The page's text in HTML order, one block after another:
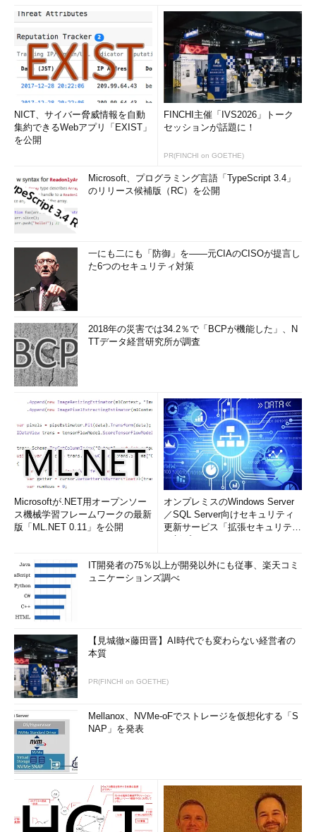
NICT、サイバー脅威情報を自動
集約できるWebアプリ「EXIST」
を公開
FINCHI主催「IVS2026」トーク
セッションが話題に！
PR(FINCHI on GOETHE)
Microsoft、プログラミング言語「TypeScript 3.4」
のリリース候補版（RC）を公開
一にも二にも「防御」を――元CIAのCISOが提言し
た6つのセキュリティ対策
2018年の災害では34.2％で「BCPが機能した」、N
TTデータ経営研究所が調査
Microsoftが.NET用オープンソー
ス機械学習フレームワークの最新
版「ML.NET 0.11」を公開
オンプレミスのWindows Server
／SQL Server向けセキュリティ
更新サービス「拡張セキュリティ
IT開発者の75％以上が開発以外にも従事、楽天コミ
ュニケーションズ調べ
【見城徹×藤田晋】AI時代でも変わらない経営者の
本質
PR(FINCHI on GOETHE)
Mellanox、NVMe-oFでストレージを仮想化する「S
NAP」を発表